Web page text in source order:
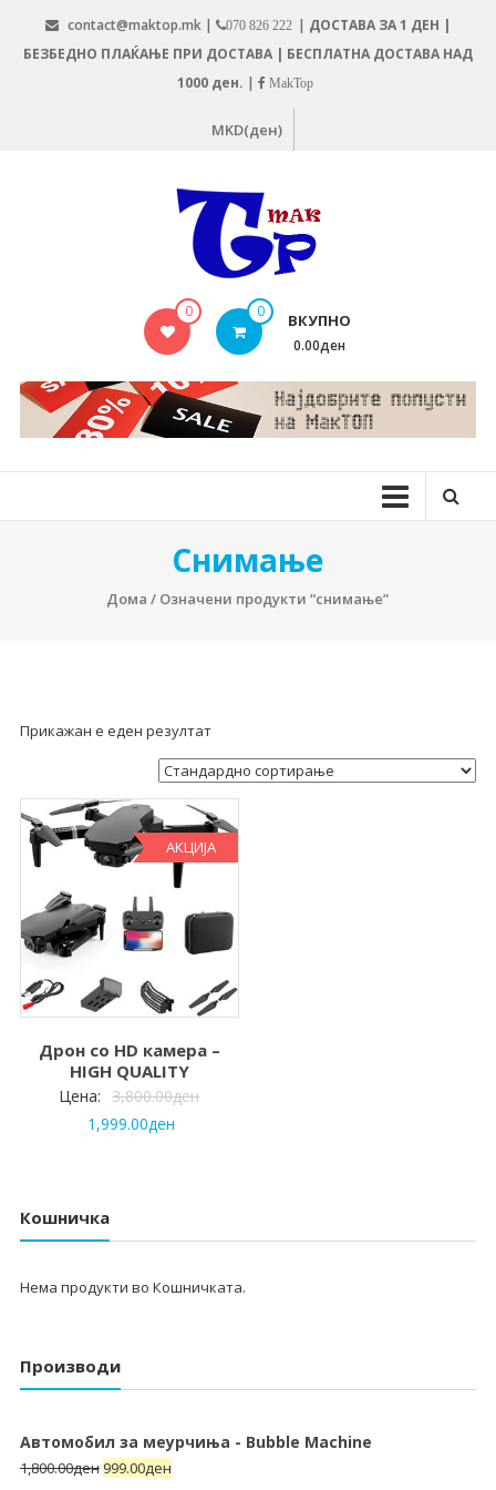
content
contact@maktop.mk | 070 826 222 | ДОСТАВА ЗА 1 ДЕН |
БЕЗБЕДНО ПЛАЌАЊЕ ПРИ ДОСТАВА | БЕСПЛАТНА ДОСТАВА НАД
1000 ден. | MakTop
MKD(ден)
MAKTOP.MK
0 0 ВКУПНО
0.00ден
Снимање
Дома / Означени продукти “снимање”
Прикажан е еден резултат
АКЦИЈА
Дрон со HD камера –
HIGH QUALITY
Цена: 3,800.00ден
1,999.00ден
Кошничка
Нема продукти во Кошничката.
Производи
Автомобил за меурчиња - Bubble Machine
1,800.00ден 999.00ден